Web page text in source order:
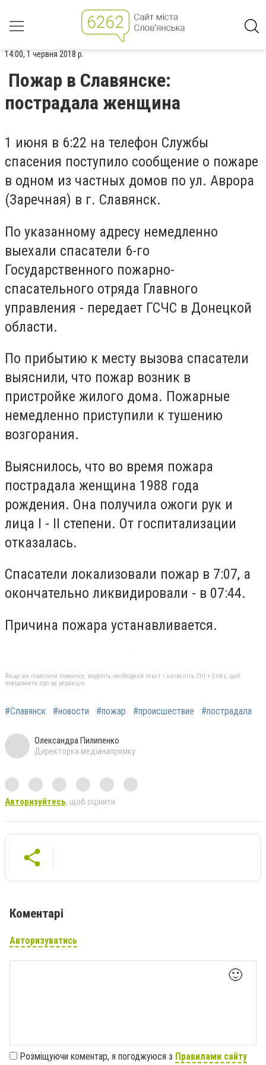
14:00, 1 червня 2018 р.
Пожар в Славянске:
пострадала женщина
1 июня в 6:22 на телефон Службы
спасения поступило сообщение о пожаре
в одном из частных домов по ул. Аврора
(Заречная) в г. Славянск.
По указанному адресу немедленно
выехали спасатели 6-го
Государственного пожарно-
спасательного отряда Главного
управления - передает ГСЧС в Донецкой
области.
По прибытию к месту вызова спасатели
выяснили, что пожар возник в
пристройке жилого дома. Пожарные
немедленно приступили к тушению
возгорания.
Выяснилось, что во время пожара
пострадала женщина 1988 года
рождения. Она получила ожоги рук и
лица I - II степени. От госпитализации
отказалась.
Спасатели локализовали пожар в 7:07, а
окончательно ликвидировали - в 07:44.
Причина пожара устанавливается.
Якщо ви помітили помилку, виділіть необхідний текст і натисніть Ctrl + Enter, щоб
повідомити про це редакцію
#Славянск #новости #пожар #происшествие #пострадала
Олександра Пилипенко
Директорка медіанапрямку
Авторизуйтесь, щоб оцінити
Коментарі
Авторизуватись
🙂
Розміщуючи коментар, я погоджуюся з Правилами сайту